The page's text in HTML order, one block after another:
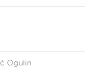
Ogulin